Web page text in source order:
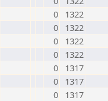
0
1322
0
1322
0
1322
0
1322
0
1317
0
1317
0
1317